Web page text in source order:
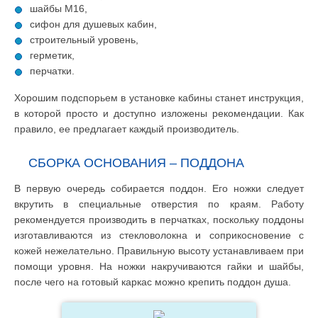
шайбы М16,
сифон для душевых кабин,
строительный уровень,
герметик,
перчатки.
Хорошим подспорьем в установке кабины станет инструкция,
в которой просто и доступно изложены рекомендации. Как
правило, ее предлагает каждый производитель.
СБОРКА ОСНОВАНИЯ – ПОДДОНА
В первую очередь собирается поддон. Его ножки следует
вкрутить в специальные отверстия по краям. Работу
рекомендуется производить в перчатках, поскольку поддоны
изготавливаются из стекловолокна и соприкосновение с
кожей нежелательно. Правильную высоту устанавливаем при
помощи уровня. На ножки накручиваются гайки и шайбы,
после чего на готовый каркас можно крепить поддон душа.